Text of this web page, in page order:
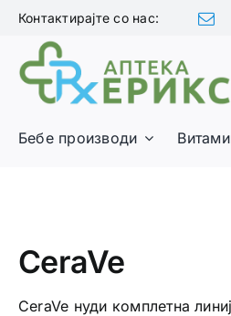
Skip
content
Контактирајте со нас:
Бебе производи
CeraVe
CeraVe нуди комплетна